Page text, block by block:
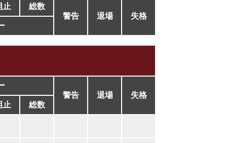
止
総数
警告
退場
失格
警告
退場
失格
止
総数